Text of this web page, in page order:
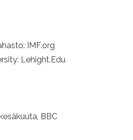
IMF.org
Lehight.Edu
BBC